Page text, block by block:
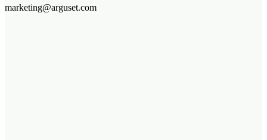
marketing@arguset.com